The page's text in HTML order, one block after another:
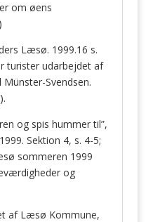
om øens
Læsø. 1999.16 s.
turister udarbejdet af
Svendsen.
og spis hummer til”,
Sektion 4, s. 4-5;
sommeren 1999
og
af Læsø Kommune,